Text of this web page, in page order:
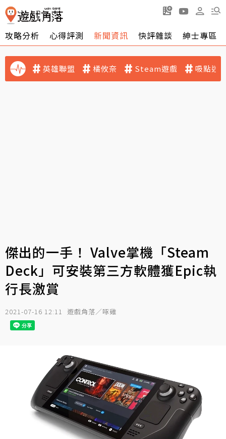
攻略分析 心得評測 新聞資訊 快評雜談 紳士專區
英雄聯盟 橘攸奈 Steam遊戲 吸點迷
傑出的一手！ Valve掌機「Steam
Deck」可安裝第三方軟體獲Epic執
行長激賞
2021-07-16 12:11 遊戲角落／啄雞